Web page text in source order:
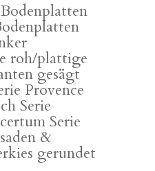
roh/plattige
gesägt
Provence
Serie
Serie
&
gerundet